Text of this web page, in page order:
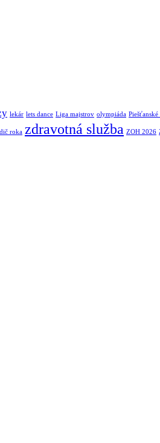
lekár lets dance Liga majstrov olympiáda
roka zdravotná služba ZOH 2026